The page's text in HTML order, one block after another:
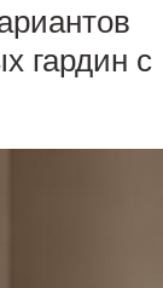
гардин с